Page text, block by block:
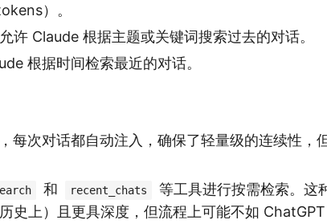
）。
允许 Claude 根据主题或关键词搜索过去的对话。
根据时间检索最近的对话。
每次对话都自动注入，确保了轻量级的连续性，
和 recent_chats
等工具进行按需检索。这
史上）且更具深度，但流程上可能不如